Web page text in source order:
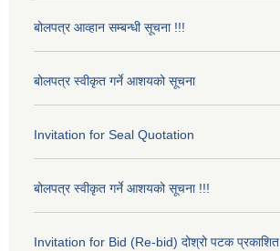
बोलपत्र आव्हान सम्बन्धी सूचना !!!
बोलपत्र स्वीकृत गर्ने आशयको सूचना
Invitation for Seal Quotation
बोलपत्र स्वीकृत गर्ने आशयको सूचना !!!
Invitation for Bid (Re-bid) दोश्रो पटक प्रकाशित